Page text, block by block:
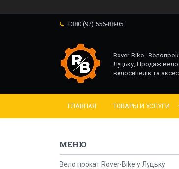
+380 (97) 556-88-05
Rover-Bike -
Луцьку, Продаж
велосипедів та
ГЛАВНАЯ ТОВАРЫ И УСЛУГИ
Вело прокат Rover-Bike у Луцьку